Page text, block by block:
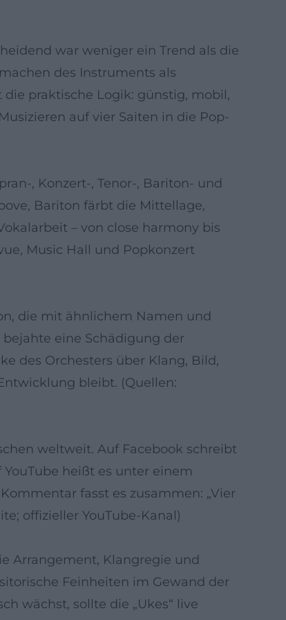
war weniger ein Trend als die
des Instruments als
praktische Logik: günstig, mobil,
auf vier Saiten in die Pop-
, Konzert-, Tenor-, Bariton- und
Bariton färbt die Mittellage,
– von close harmony bis
Music Hall und Popkonzert
die mit ähnlichem Namen und
eine Schädigung der
des Orchesters über Klang, Bild,
bleibt. (Quellen:
weltweit. Auf Facebook schreibt
heißt es unter einem
fasst es zusammen: „Vier
offizieller YouTube-Kanal)
Arrangement, Klangregie und
Feinheiten im Gewand der
wächst, sollte die „Ukes“ live